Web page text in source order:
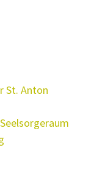
St. Anton